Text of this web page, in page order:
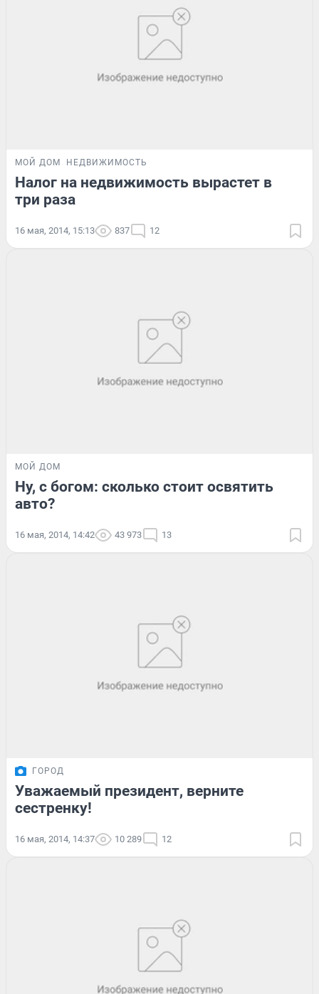
МОЙ ДОМ НЕДВИЖИМОСТЬ
Налог на недвижимость вырастет в
три раза
16 мая, 2014, 15:13 837 12
МОЙ ДОМ
Ну, с богом: сколько стоит освятить
авто?
16 мая, 2014, 14:42 43 973 13
ГОРОД
Уважаемый президент, верните
сестренку!
16 мая, 2014, 14:37 10 289 12